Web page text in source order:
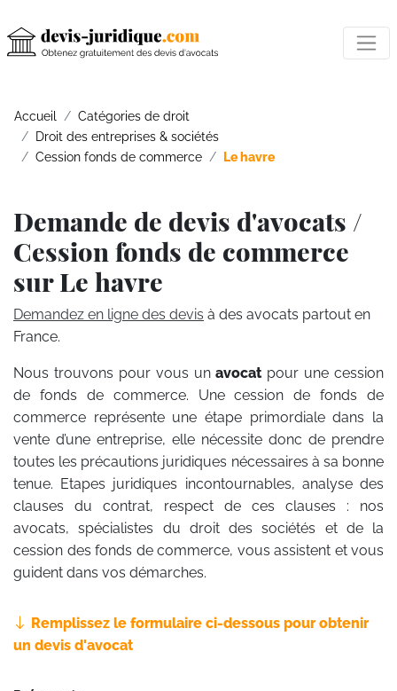
Accueil
Catégories de droit
Droit des entreprises & sociétés
Cession fonds de commerce
Le havre
Demande de devis d'avocats /
Cession fonds de commerce
sur Le havre
Demandez en ligne des devis à des avocats partout en
France.
Nous trouvons pour vous unavocat pour une cession
de fonds de commerce. Une cession de fonds de
commerce représente une étape primordiale dans la
vente d’une entreprise, elle nécessite donc de prendre
toutes les précautions juridiques nécessaires à sa bonne
tenue. Etapes juridiques incontournables, analyse des
clauses du contrat, respect de ces clauses : nos
avocats, spécialistes du droit des sociétés et de la
cession des fonds de commerce, vous assistent et vous
guident dans vos démarches.
Remplissez le formulaire ci-dessous pour obtenir
un devis d'avocat